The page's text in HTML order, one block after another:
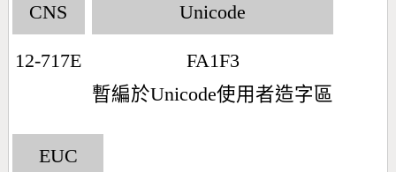
CNS
12-717E
Unicode
FA1F3
暫編於Unicode使用者造字區
EUC